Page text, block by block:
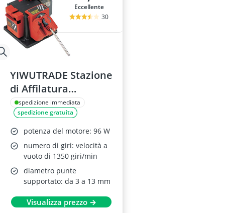
Eccellente
30
YIWUTRADE Stazione
di Affilatura
Universale -
Affilatore
Multifunzionale per
Coltelli, Scalpelli e
Trapani HSS
spedizione immediata
spedizione gratuita
potenza del motore: 96 W
numero di giri: velocità a
vuoto di 1350 giri/min
diametro punte
supportato: da 3 a 13 mm
Visualizza prezzo →